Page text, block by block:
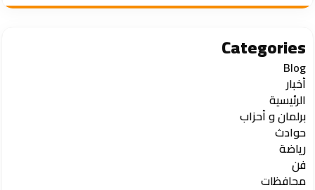
Categories
Blog
أخبار
الرئيسية
برلمان و أحزاب
حوادث
رياضة
فن
محافظات